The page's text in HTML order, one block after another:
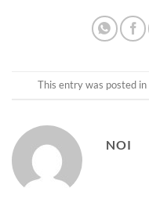
This entry was posted in
NOI